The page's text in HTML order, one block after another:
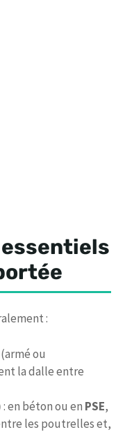
:
(armé ou
la dalle entre
: en béton ou en PSE,
les poutrelles et,